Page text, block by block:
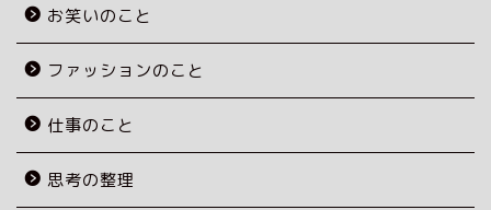
お笑いのこと
ファッションのこと
仕事のこと
思考の整理